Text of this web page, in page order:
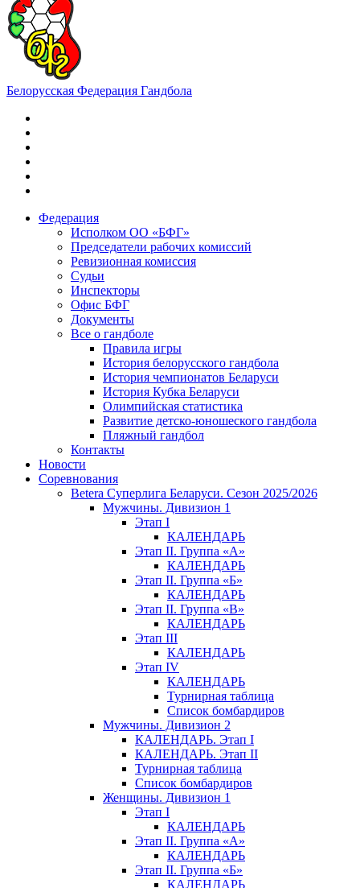
Белорусская Федерация Гандбола
Федерация
Исполком ОО «БФГ»
Председатели рабочих комиссий
Ревизионная комиссия
Судьи
Инспекторы
Офис БФГ
Документы
Все о гандболе
Правила игры
История белорусского гандбола
История чемпионатов Беларуси
История Кубка Беларуси
Олимпийская статистика
Развитие детско-юношеского гандбола
Пляжный гандбол
Контакты
Новости
Соревнования
Betera Суперлига Беларуси. Сезон 2025/2026
Мужчины. Дивизион 1
Этап I
КАЛЕНДАРЬ
Этап II. Группа «А»
КАЛЕНДАРЬ
Этап II. Группа «Б»
КАЛЕНДАРЬ
Этап II. Группа «В»
КАЛЕНДАРЬ
Этап III
КАЛЕНДАРЬ
Этап IV
КАЛЕНДАРЬ
Турнирная таблица
Список бомбардиров
Мужчины. Дивизион 2
КАЛЕНДАРЬ. Этап I
КАЛЕНДАРЬ. Этап II
Турнирная таблица
Список бомбардиров
Женщины. Дивизион 1
Этап I
КАЛЕНДАРЬ
Этап II. Группа «А»
КАЛЕНДАРЬ
Этап II. Группа «Б»
КАЛЕНДАРЬ